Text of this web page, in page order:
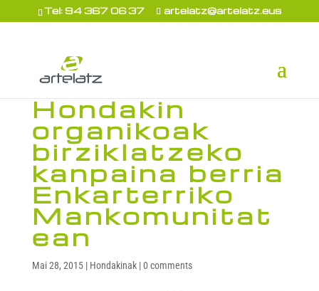
Tel: 94 367 06 37 artelatz@artelatz.eus
Hondakin
organikoak
birziklatzeko
kanpaina berria
Enkarterriko
Mankomunitat
ean
Mai 28, 2015| Hondakinak|0 comments